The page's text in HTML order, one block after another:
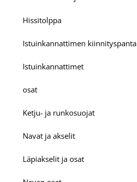
Hissitolppa
Istuinkannattimen kiinnityspanta
Istuinkannattimet
osat
Ketju- ja runkosuojat
Navat ja akselit
Läpiakselit ja osat